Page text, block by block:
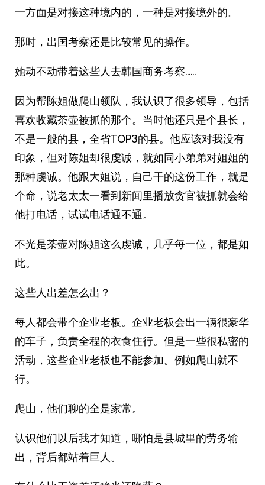
一方面是对接这种境内的，一种是对接境外的。
那时，出国考察还是比较常见的操作。
她动不动带着这些人去韩国商务考察……
因为帮陈姐做爬山领队，我认识了很多领导，包括
喜欢收藏茶壶被抓的那个。当时他还只是个县长，
不是一般的县，全省TOP3的县。他应该对我没有
印象，但对陈姐却很虔诚，就如同小弟弟对姐姐的
那种虔诚。他跟大姐说，自己干的这份工作，就是
个命，说老太太一看到新闻里播放贪官被抓就会给
他打电话，试试电话通不通。
不光是茶壶对陈姐这么虔诚，几乎每一位，都是如
此。
这些人出差怎么出？
每人都会带个企业老板。企业老板会出一辆很豪华
的车子，负责全程的衣食住行。但是一些很私密的
活动，这些企业老板也不能参加。例如爬山就不
行。
爬山，他们聊的全是家常。
认识他们以后我才知道，哪怕是县城里的劳务输
出，背后都站着巨人。